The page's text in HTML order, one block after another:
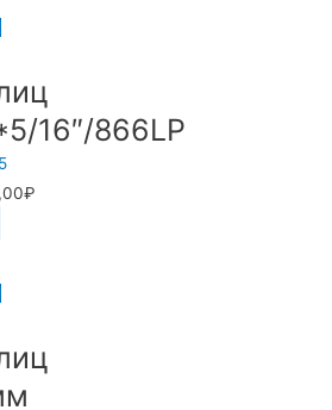
16″/866LP
₽